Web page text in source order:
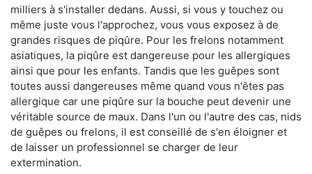
milliers à s'installer dedans. Aussi, si vous y touchez ou
même juste vous l'approchez, vous vous exposez à de
grandes risques de piqûre. Pour les frelons notamment
asiatiques, la piqûre est dangereuse pour les allergiques
ainsi que pour les enfants. Tandis que les guêpes sont
toutes aussi dangereuses même quand vous n'êtes pas
allergique car une piqûre sur la bouche peut devenir une
véritable source de maux. Dans l'un ou l'autre des cas, nids
de guêpes ou frelons, il est conseillé de s'en éloigner et
de laisser un professionnel se charger de leur
extermination.